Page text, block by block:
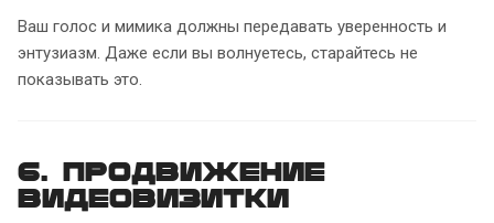
Ваш голос и мимика должны передавать уверенность и
энтузиазм. Даже если вы волнуетесь, старайтесь не
показывать это.
6. Продвижение
видеовизитки